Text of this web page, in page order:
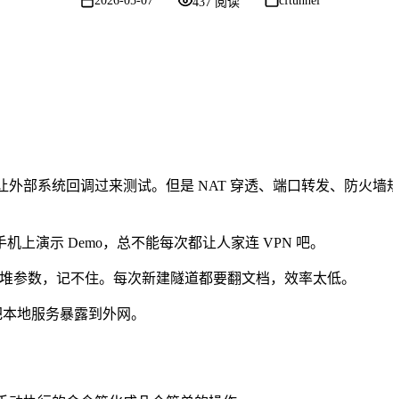
外部系统回调过来测试。但是 NAT 穿透、端口转发、防火
上演示 Demo，总不能每次都让人家连 VPN 吧。
参数，记不住。每次新建隧道都要翻文档，效率太低。
地服务暴露到外网。